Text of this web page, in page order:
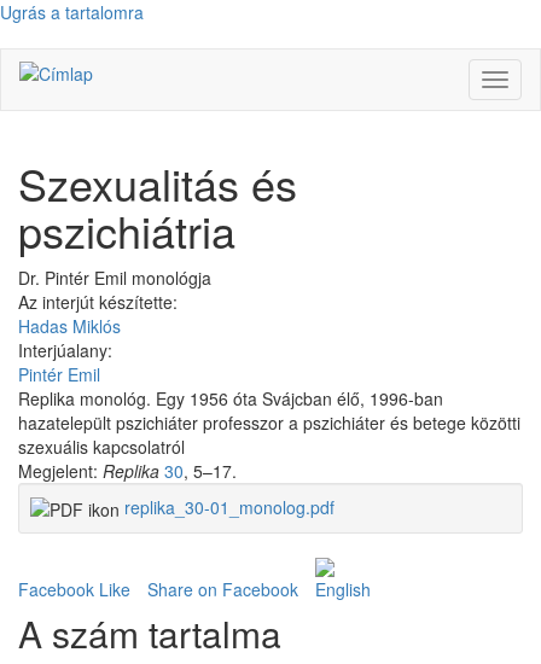
Ugrás a tartalomra
Szexualitás és
pszichiátria
Dr. Pintér Emil monológja
Az interjút készítette:
Hadas Miklós
Interjúalany:
Pintér Emil
Replika monológ. Egy 1956 óta Svájcban élő, 1996-ban
hazatelepült pszichiáter professzor a pszichiáter és betege közötti
szexuális kapcsolatról
Megjelent: Replika 30, 5–17.
replika_30-01_monolog.pdf
Facebook Like Share on Facebook
A szám tartalma